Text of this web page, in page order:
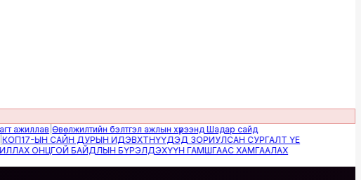
|Өвөлжилтийн бэлтгэл ажлын хүрээнд Шадар сайд
ЫН САЙН ДУРЫН ИДЭВХТНҮҮДЭД ЗОРИУЛСАН СУРГАЛТ ҮЕ
ОНЦГОЙ БАЙДЛЫН БҮРЭЛДЭХҮҮН ГАМШГААС ХАМГААЛАХ